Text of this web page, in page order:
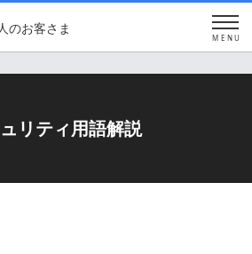
のお客さま
MENU
リティ用語解説